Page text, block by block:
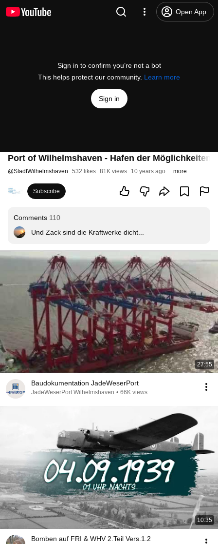
Open App
Sign in to confirm you’re not a bot
This helps protect our community. Learn more
Sign in
Port of Wilhelmshaven - Hafen der Möglichkeiten
@StadtWilhelmshaven 532 likes 81K views 10 years ago more
Subscribe
Comments 110
Und Zack sind die Kraftwerke dicht...
27:55
Baudokumentation JadeWeserPort
JadeWeserPort Wilhelmshaven • 66K views
10:35
Bomben auf FRI & WHV 2.Teil Vers.1.2